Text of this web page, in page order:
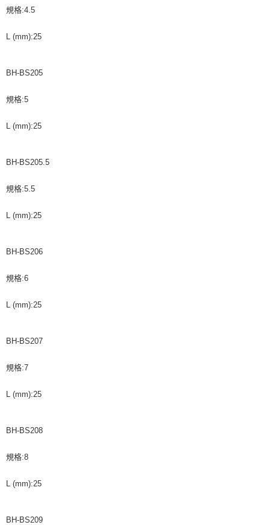
宅配
每筆NT$120，滿NT$1,599(含以上)免運費
規格:4.5
L (mm):25
BH-BS205
規格:5
L (mm):25
BH-BS205.5
規格:5.5
L (mm):25
BH-BS206
規格:6
L (mm):25
BH-BS207
規格:7
L (mm):25
BH-BS208
規格:8
L (mm):25
BH-BS209